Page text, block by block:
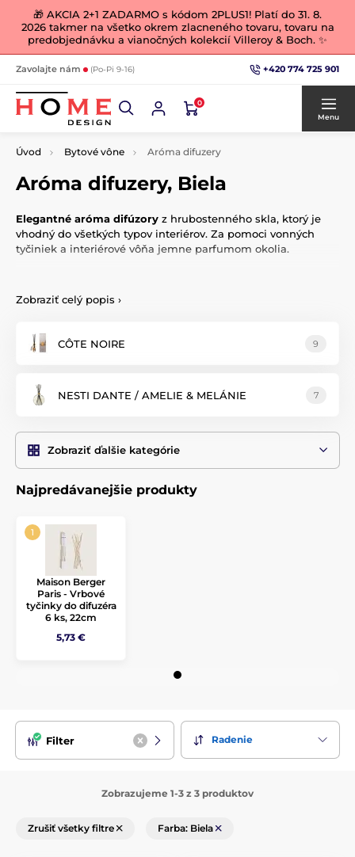
🎁 AKCIA 2+1 ZADARMO s kódom 2PLUS1! Platí do 31. 8.
2026 takmer na všetko okrem zlacneného tovaru, tovaru na
predobjednávku a vianočných kolekcií Villeroy & Boch. ✨
Zavolajte nám (Po-Pi 9-16) +420 774 725 901
0
Menu
Úvod Bytové vône Aróma difuzery
Aróma difuzery, Biela
Elegantné aróma difúzory z hrubostenného skla, ktorý je
vhodný do všetkých typov interiérov. Za pomoci vonných
tyčiniek a interiérové ​​vôňa jemne parfumom okolia.
samozrejme doplniť ľubovoľným interiérovým parfumom. S
Môžete vyberať zo širokej ponuky
výnimočnosťou, ženskosťou a zmyselnosťou.
Moderný
alebo spálňu. Náplň vydrží približnetri mesiacepodľa
okolitých podmienok.
Luxusné
Zobraziť celý popis ›
CÔTE NOIRE 9
NESTI DANTE / AMELIE & MELÁNIE 7
Zobraziť ďalšie kategórie
Najpredávanejšie produkty
Maison Berger
Paris - Vrbové
tyčinky do difuzéra
6 ks, 22cm
5,73 €
Filter Radenie
Zobrazujeme 1-3 z 3 produktov
Zrušiť všetky filtre Farba: Biela